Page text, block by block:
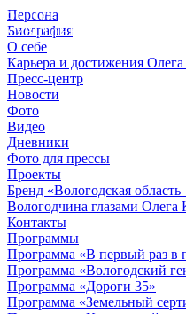
Персона
Биография
О себе
Карьера и достижения
Пресс-центр
Новости
Фото
Видео
Дневники
Фото для прессы
Проекты
Бренд «Вологодская
Вологодчина глазами
Контакты
Программы
Программа «В первый раз в
Программа «Вологодский
Программа «Дороги 35»
Программа «Земельный
© 2012 - 2023,
КУВШИННИКОВ О.А.